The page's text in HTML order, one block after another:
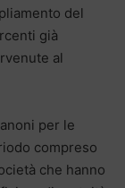
del
già
al
per le
compreso
che hanno